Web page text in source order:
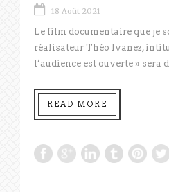
18 Août 2021
Le film documentaire que je
réalisateur Théo Ivanez,
l’audience est ouverte » sera
READ MORE